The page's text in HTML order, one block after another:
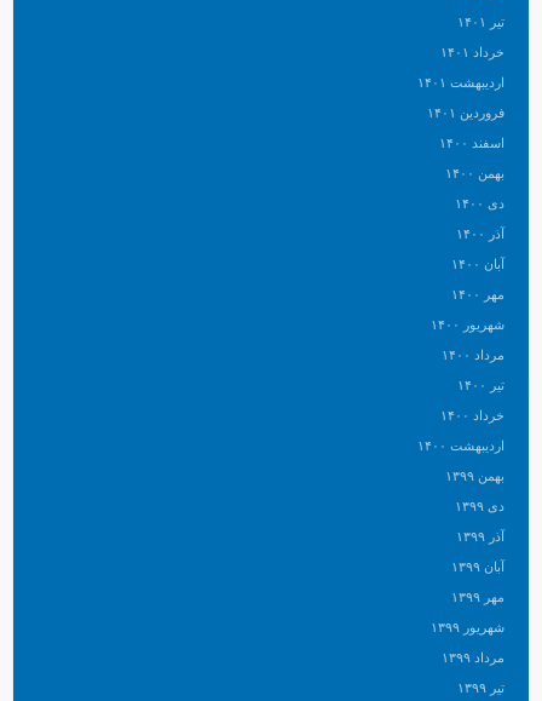
تیر ۱۴۰۱
خرداد ۱۴۰۱
اردیبهشت ۱۴۰۱
فروردین ۱۴۰۱
اسفند ۱۴۰۰
بهمن ۱۴۰۰
دی ۱۴۰۰
آذر ۱۴۰۰
آبان ۱۴۰۰
مهر ۱۴۰۰
شهریور ۱۴۰۰
مرداد ۱۴۰۰
تیر ۱۴۰۰
خرداد ۱۴۰۰
اردیبهشت ۱۴۰۰
بهمن ۱۳۹۹
دی ۱۳۹۹
آذر ۱۳۹۹
آبان ۱۳۹۹
مهر ۱۳۹۹
شهریور ۱۳۹۹
مرداد ۱۳۹۹
تیر ۱۳۹۹